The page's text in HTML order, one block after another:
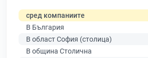
сред компаниите
В България
В област София (столица)
В община Столична